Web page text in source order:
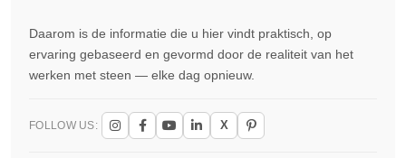
Daarom is de informatie die u hier vindt praktisch, op
ervaring gebaseerd en gevormd door de realiteit van het
werken met steen — elke dag opnieuw.
FOLLOW US: X